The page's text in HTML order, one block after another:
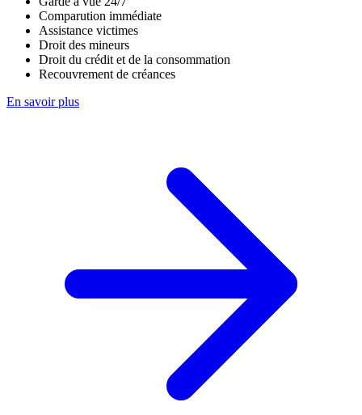
Comparution immédiate
Assistance victimes
Droit des mineurs
Droit du crédit et de la consommation
Recouvrement de créances
En savoir plus